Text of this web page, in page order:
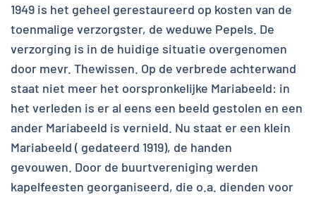
1949 is het geheel gerestaureerd op kosten van de
toenmalige verzorgster, de weduwe Pepels. De
verzorging is in de huidige situatie overgenomen
door mevr. Thewissen. Op de verbrede achterwand
staat niet meer het oorspronkelijke Mariabeeld: in
het verleden is er al eens een beeld gestolen en een
ander Mariabeeld is vernield. Nu staat er een klein
Mariabeeld ( gedateerd 1919), de handen
gevouwen. Door de buurtvereniging werden
kapelfeesten georganiseerd, die o.a. dienden voor